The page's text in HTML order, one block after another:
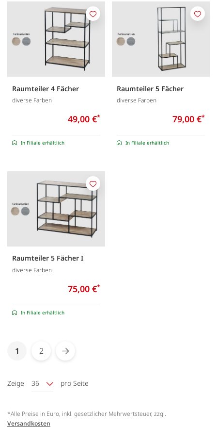
Raumteiler 4 Fächer
diverse Farben
49,00 €*
In Filiale erhältlich
Merken
Raumteiler 5 Fächer
diverse Farben
79,00 €*
In Filiale erhältlich
Raumteiler 5 Fächer I
diverse Farben
75,00 €*
In Filiale erhältlich
Merken
SeiteYou're currently reading page
1 Seite
2 Seite
Weiter
Zeige 36 pro Seite
*Alle Preise in Euro, inkl. gesetzlicher Mehrwertsteuer, zzgl.
Versandkosten